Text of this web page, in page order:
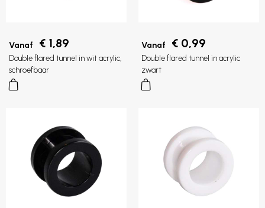
Vanaf € 1,89
Double flared tunnel in wit acrylic,
schroefbaar
Vanaf € 0,99
Double flared tunnel in acrylic
zwart